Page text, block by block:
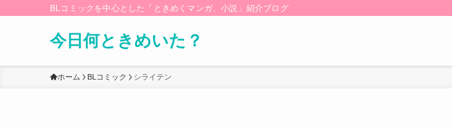
BLコミックを中心とした「ときめくマンガ、小説」紹介ブログ
今日何ときめいた？
ホーム BLコミック シライテン